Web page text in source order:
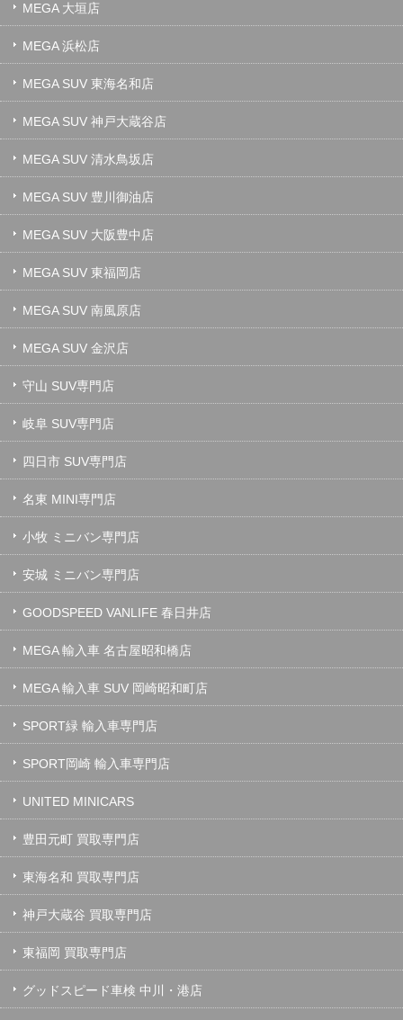
MEGA 大垣店
MEGA 浜松店
MEGA SUV 東海名和店
MEGA SUV 神戸大蔵谷店
MEGA SUV 清水鳥坂店
MEGA SUV 豊川御油店
MEGA SUV 大阪豊中店
MEGA SUV 東福岡店
MEGA SUV 南風原店
MEGA SUV 金沢店
守山 SUV専門店
岐阜 SUV専門店
四日市 SUV専門店
名東 MINI専門店
小牧 ミニバン専門店
安城 ミニバン専門店
GOODSPEED VANLIFE 春日井店
MEGA 輸入車 名古屋昭和橋店
MEGA 輸入車 SUV 岡崎昭和町店
SPORT緑 輸入車専門店
SPORT岡崎 輸入車専門店
UNITED MINICARS
豊田元町 買取専門店
東海名和 買取専門店
神戸大蔵谷 買取専門店
東福岡 買取専門店
グッドスピード車検 中川・港店